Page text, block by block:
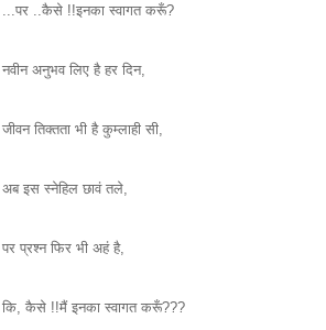
...पर ..कैसे !!इनका स्वागत करूँ?
नवीन अनुभव लिए है हर दिन,
जीवन तिक्तता भी है कुम्लाही सी,
अब इस स्नेहिल छावं तले,
पर प्रश्न फिर भी अहं है,
कि, कैसे !!मैं इनका स्वागत करूँ???